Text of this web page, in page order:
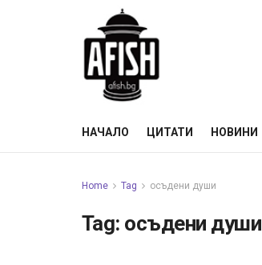
НАЧАЛО ЦИТАТИ НОВИНИ
Home Tag осъдени души
Tag: осъдени души